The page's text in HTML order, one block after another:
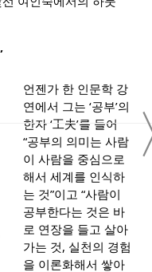
언젠가 한 인문학 강
연에서 그는 ‘공부’의
한자 ‘工夫’를 들어
“공부의 의미는 사람
이 사람을 중심으로
해서 세계를 인식하
는 것”이고 “사람이
공부한다는 것은 바
로 연장을 들고 살아
가는 것, 실천의 경험
을 이론화해서 쌓아